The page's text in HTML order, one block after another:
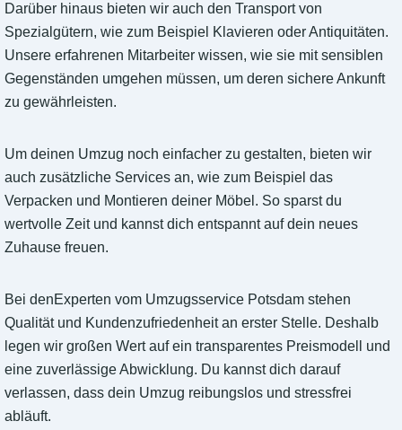
Darüber hinaus bieten wir auch den Transport von
Spezialgütern, wie zum Beispiel Klavieren oder Antiquitäten.
Unsere erfahrenen Mitarbeiter wissen, wie sie mit sensiblen
Gegenständen umgehen müssen, um deren sichere Ankunft
zu gewährleisten.
Um deinen Umzug noch einfacher zu gestalten, bieten wir
auch zusätzliche Services an, wie zum Beispiel das
Verpacken und Montieren deiner Möbel. So sparst du
wertvolle Zeit und kannst dich entspannt auf dein neues
Zuhause freuen.
Bei denExperten vom Umzugsservice Potsdam stehen
Qualität und Kundenzufriedenheit an erster Stelle. Deshalb
legen wir großen Wert auf ein transparentes Preismodell und
eine zuverlässige Abwicklung. Du kannst dich darauf
verlassen, dass dein Umzug reibungslos und stressfrei
abläuft.